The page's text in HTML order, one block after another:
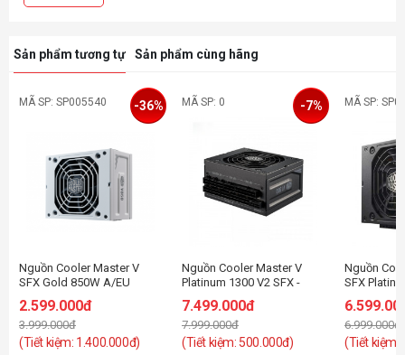
Sản phẩm tương tự Sản phẩm cùng hãng
MÃ SP: SP005540
Nguồn Cooler Master V
SFX Gold 850W A/EU
2.599.000đ
3.999.000đ
(Tiết kiệm: 1.400.000đ)
-36% MÃ SP: 0
Nguồn Cooler Master V
Platinum 1300 V2 SFX -
Platinum/ATX3.1/Full
Modular)
7.499.000đ
7.999.000đ
(Tiết kiệm: 500.000đ)
-7% MÃ SP:
Nguồn
SFX
6.999.000đ
(Tiết kiệm: